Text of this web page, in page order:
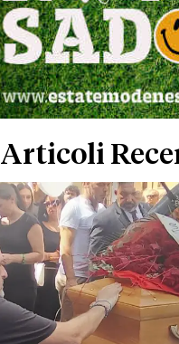
Articoli